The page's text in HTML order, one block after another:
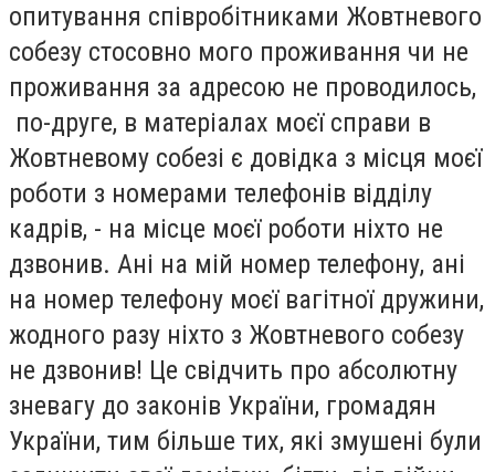
опитування співробітниками Жовтневого
собезу стосовно мого проживання чи не
проживання за адресою не проводилось,
по-друге, в матеріалах моєї справи в
Жовтневому собезі є довідка з місця моєї
роботи з номерами телефонів відділу
кадрів, - на місце моєї роботи ніхто не
дзвонив. Ані на мій номер телефону, ані
на номер телефону моєї вагітної дружини,
жодного разу ніхто з Жовтневого собезу
не дзвонив! Це свідчить про абсолютну
зневагу до законів України, громадян
України, тим більше тих, які змушені були